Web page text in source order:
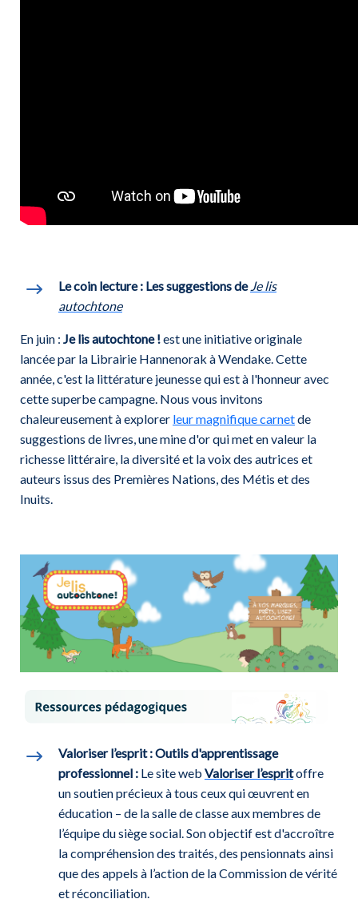
Le coin lecture : Les suggestions de Je lis
autochtone
En juin : Je lis autochtone ! est une initiative originale
lancée par la Librairie Hannenorak à Wendake. Cette
année, c'est la littérature jeunesse qui est à l'honneur avec
cette superbe campagne. Nous vous invitons
chaleureusement à explorer leur magnifique carnetde
suggestions de livres, une mine d'or qui met en valeur la
richesse littéraire, la diversité et la voix des autrices et
auteurs issus des Premières Nations, des Métis et des
Inuits.
Valoriser l’esprit : Outils d'apprentissage
professionnel : Le site web Valoriser l’espritoffre
un soutien précieux à tous ceux qui œuvrent en
éducation – de la salle de classe aux membres de
l’équipe du siège social. Son objectif est d'accroître
la compréhension des traités, des pensionnats ainsi
que des appels à l’action de la Commission de vérité
et réconciliation.